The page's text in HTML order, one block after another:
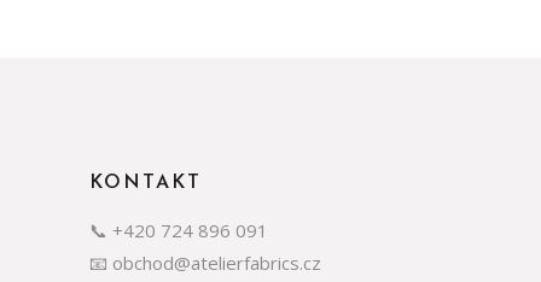
KONTAKT
📞 +420 724 896 091
📧 obchod@atelierfabrics.cz